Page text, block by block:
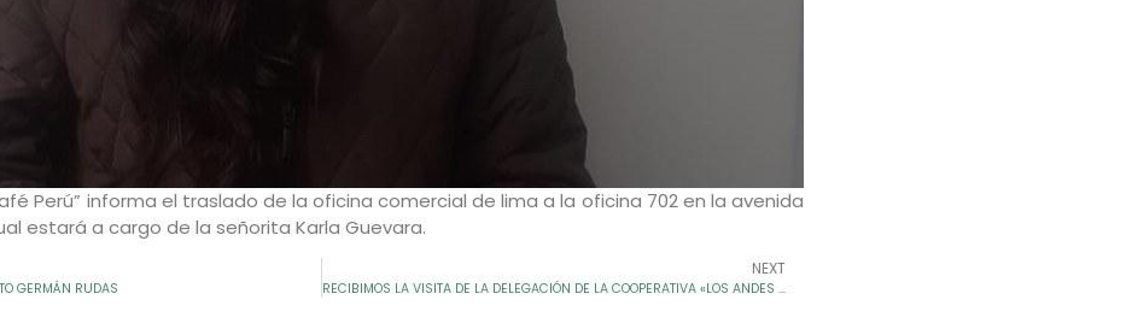
Perú” informa el traslado de la oficina comercial de lima a la oficina 702 en la avenida
estará a cargo de la señorita Karla Guevara.
GERMÁN RUDAS
NEXT
RECIBIMOS LA VISITA DE LA DELEGACIÓN DE LA COOPERATIVA «LOS ANDES COTARUSSI»